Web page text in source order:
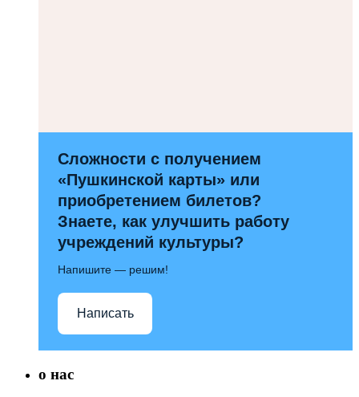
Сложности с получением
«Пушкинской карты» или
приобретением билетов?
Знаете, как улучшить работу
учреждений культуры?
Напишите — решим!
Написать
о нас